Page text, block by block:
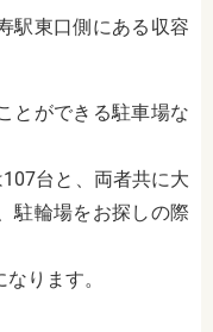
駅東口側にある収容
とができる駐車場な
台と、両者共に大
駐輪場をお探しの際
ります。